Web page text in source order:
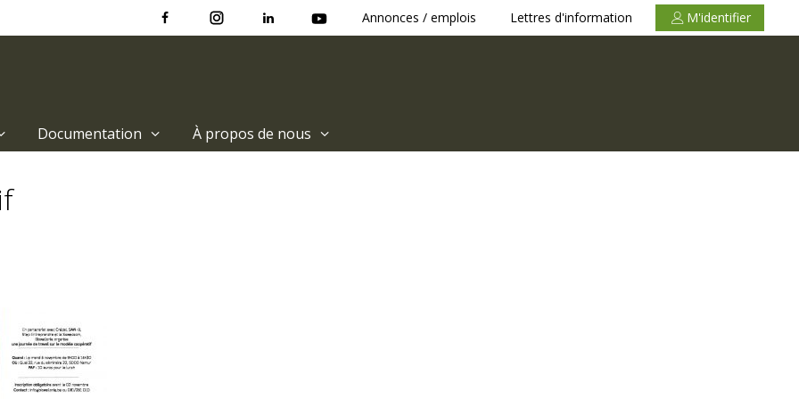
Annonces / emplois Lettres d'information M'identifier
Documentation À propos de nous